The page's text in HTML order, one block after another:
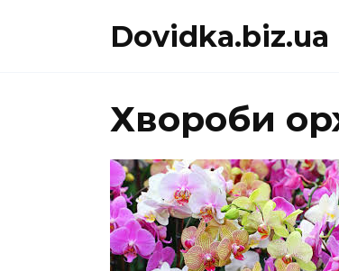
Dovidka.biz.ua
Хвороби